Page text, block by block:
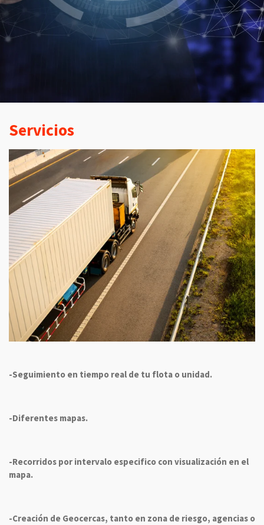
Servicios
-Seguimiento en tiempo real de tu flota o unidad.
-Diferentes mapas.
-Recorridos por intervalo especifico con visualización en el
mapa.
-Creación de Geocercas, tanto en zona de riesgo, agencias o